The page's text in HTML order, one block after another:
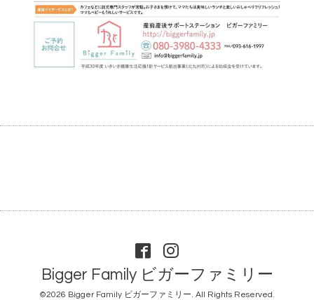
Bigger Family ビガーファミリー
©2026 Bigger Family ビガーファミリー. All Rights Reserved.